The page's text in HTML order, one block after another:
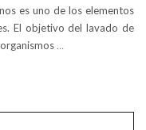
es uno de los elementos
El objetivo del lavado de
…